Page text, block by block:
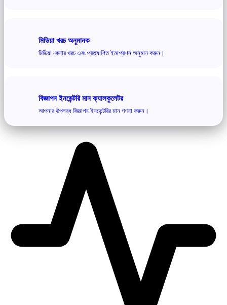
মিডিয়া খরচ অনুমানক
মিডিয়া কেনার খরচ এবং প্রত্যাশিত ইমপ্রেশন অনুমান করুন।
বিজ্ঞাপন ইনভেন্টরি মান ক্যালকুলেটর
আপনার উপলব্ধ বিজ্ঞাপন ইনভেন্টরির মান গণনা করুন।